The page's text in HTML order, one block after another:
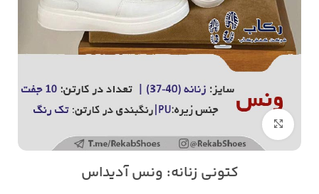
کتونی زنانه: ونس آدیداس
بزرگنمایی تصویر